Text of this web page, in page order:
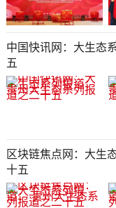
中国快讯网：大生态
五
区块链焦点网：大生
十五